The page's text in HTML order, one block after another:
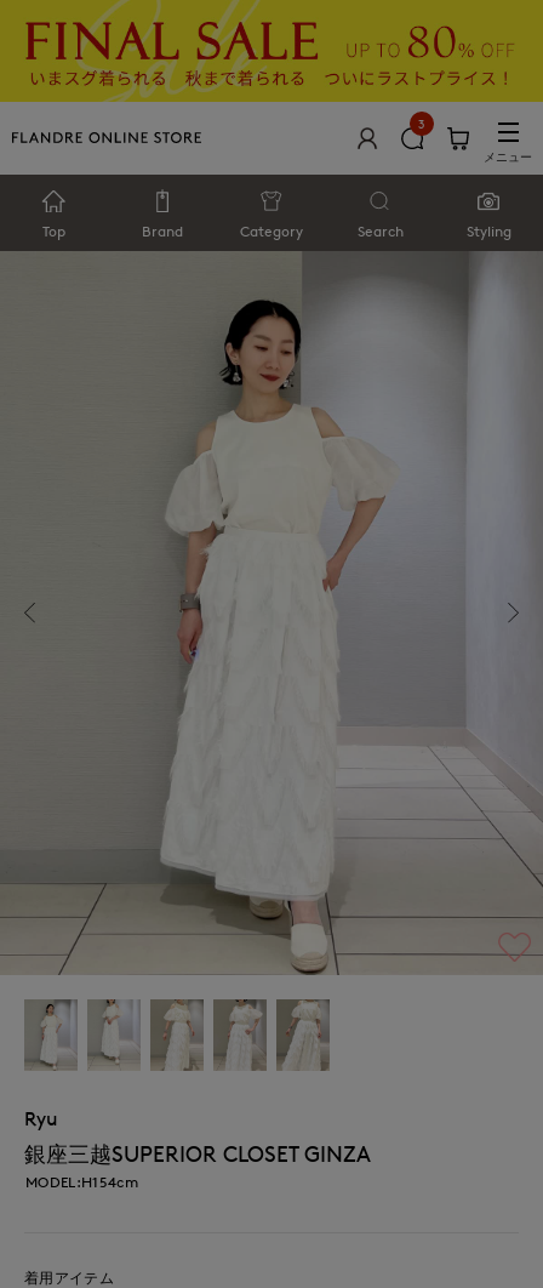
3
メニュー
Top Brand Category Search Styling
Ryu
銀座三越SUPERIOR CLOSET GINZA
MODEL:H154cm
着用アイテム